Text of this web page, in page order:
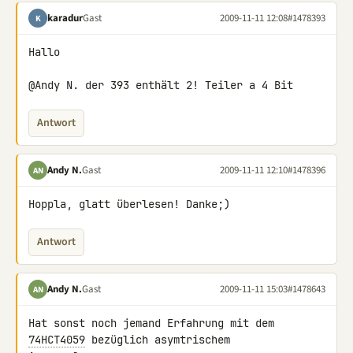
K karadurGast 2009-11-11 12:08#1478393
Hallo
@Andy N. der 393 enthält 2! Teiler a 4 Bit
Antwort
AN Andy N.Gast 2009-11-11 12:10#1478396
Hoppla, glatt überlesen! Danke;)
Antwort
AN Andy N.Gast 2009-11-11 15:03#1478643
74HCT4059 bezüglich asymtrischem